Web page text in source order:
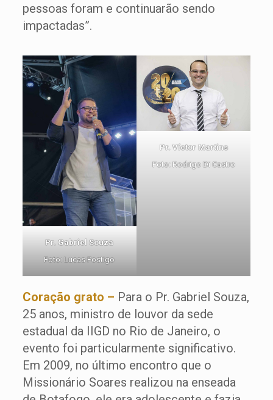
pessoas foram e continuarão sendo
impactadas”.
Pr. Gabriel Souza
Foto: Lucas Postigo
Pr. Víctor Martins
Foto: Rodrigo Di Castro
Coração grato – Para o Pr. Gabriel Souza,
25 anos, ministro de louvor da sede
estadual da IIGD no Rio de Janeiro, o
evento foi particularmente significativo.
Em 2009, no último encontro que o
Missionário Soares realizou na enseada